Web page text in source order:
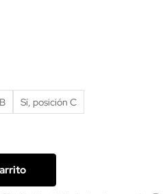
Sí, posición C